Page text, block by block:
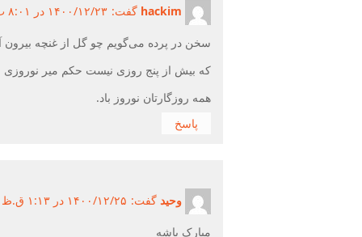
hackim گفت: ۱۴۰۰/۱۲/۲۳ در ۸:۰۱ ب.ظ ۱۴۰۰/۱۲/۲۳
سخن در پرده می‌گویم چو گل از غنچه بیرون
که بیش از پنج روزی نیست حکم میر نوروزی
همه روزگارتان نوروز باد.
پاسخ
وحید گفت: ۱۴۰۰/۱۲/۲۵ در ۱:۱۳ ق.ظ ۱۴۰۰/۱۲/۲۵
مبارک باشه